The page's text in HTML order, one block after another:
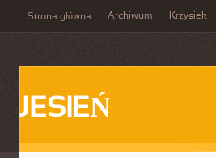
Strona główna Archiwum Krzysiek
JESIEŃ